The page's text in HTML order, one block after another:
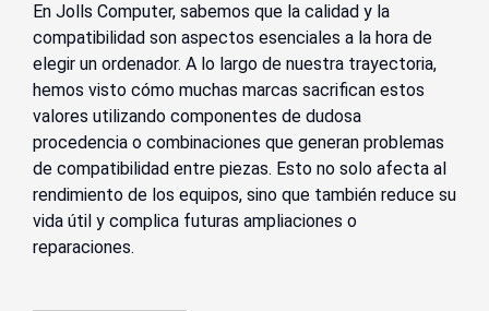
En Jolls Computer, sabemos que la calidad y la
compatibilidad son aspectos esenciales a la hora de
elegir un ordenador. A lo largo de nuestra trayectoria,
hemos visto cómo muchas marcas sacrifican estos
valores utilizando componentes de dudosa
procedencia o combinaciones que generan problemas
de compatibilidad entre piezas. Esto no solo afecta al
rendimiento de los equipos, sino que también reduce su
vida útil y complica futuras ampliaciones o
reparaciones.